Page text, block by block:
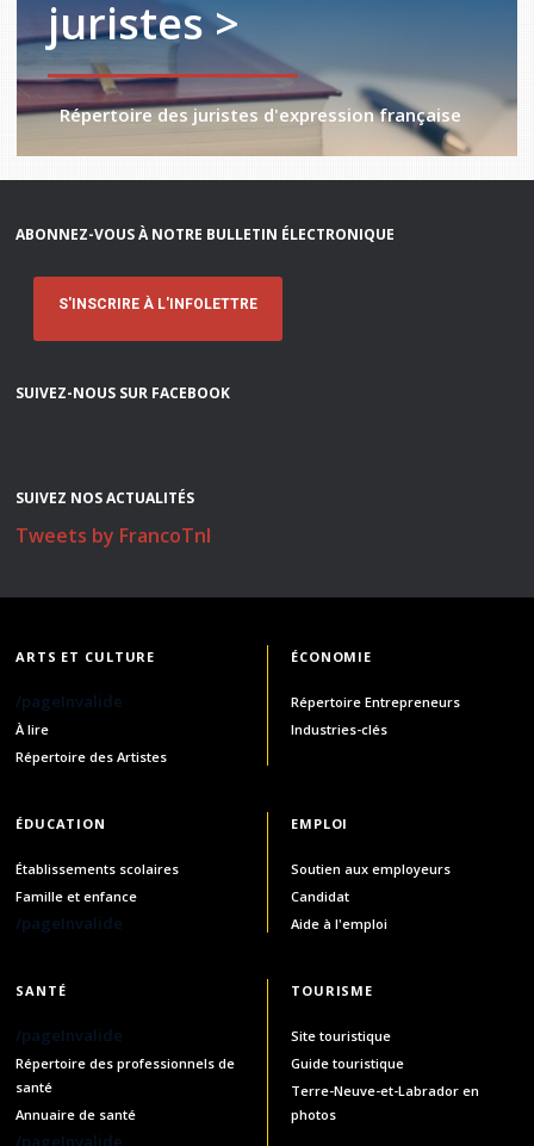
juristes >
Répertoire des juristes d'expression française
ABONNEZ-VOUS À NOTRE BULLETIN ÉLECTRONIQUE
S'INSCRIRE À L'INFOLETTRE
SUIVEZ-NOUS SUR FACEBOOK
SUIVEZ NOS ACTUALITÉS
Tweets by FrancoTnl
ARTS ET CULTURE
/pageInvalide
À lire
Répertoire des Artistes
ÉCONOMIE
Répertoire Entrepreneurs
Industries-clés
ÉDUCATION
Établissements scolaires
Famille et enfance
/pageInvalide
EMPLOI
Soutien aux employeurs
Candidat
Aide à l'emploi
SANTÉ
/pageInvalide
Répertoire des professionnels de
santé
Annuaire de santé
/pageInvalide
TOURISME
Site touristique
Guide touristique
Terre-Neuve-et-Labrador en
photos